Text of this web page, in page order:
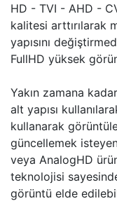
HD - TVI - AHD -
kalitesi arttırılarak
yapısını
FullHD yüksek
Yakın zamana
alt yapısı
kullanarak
güncellemek
veya AnalogHD
teknolojisi
görüntü elde